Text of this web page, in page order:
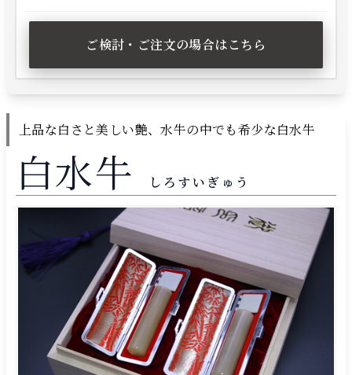
ご検討・ご注文の場合はこちら
上品な白さと美しい艶、水牛の中でも希少な白水牛
白水牛 しろすいぎゅう